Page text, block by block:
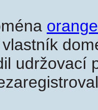
udržovací